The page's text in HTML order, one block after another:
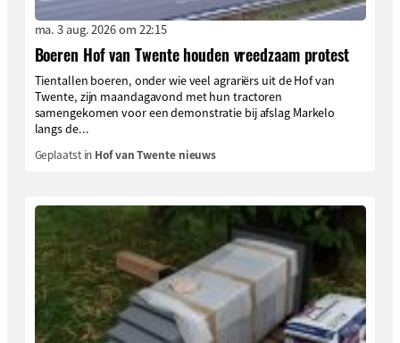
ma. 3 aug. 2026 om 22:15
Boeren Hof van Twente houden vreedzaam protest
Tientallen boeren, onder wie veel agrariërs uit de Hof van
Twente, zijn maandagavond met hun tractoren
samengekomen voor een demonstratie bij afslag Markelo
langs de...
Geplaatst in Hof van Twente nieuws